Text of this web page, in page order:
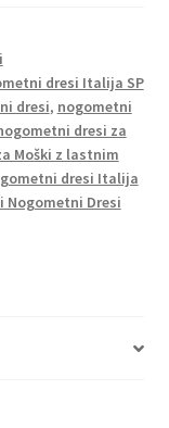
dresi Italija SP
dresi, nogometni
dresi za
Moški z lastnim
dresi Italija
Nogometni Dresi